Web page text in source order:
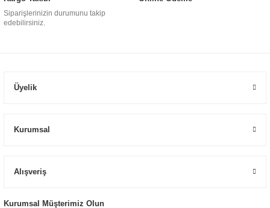
Siparişlerinizin durumunu takip
edebilirsiniz.
Üyelik
Kurumsal
Alışveriş
Kurumsal Müşterimiz Olun